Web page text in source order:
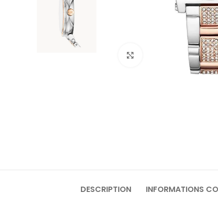
DESCRIPTION INFORMATIONS